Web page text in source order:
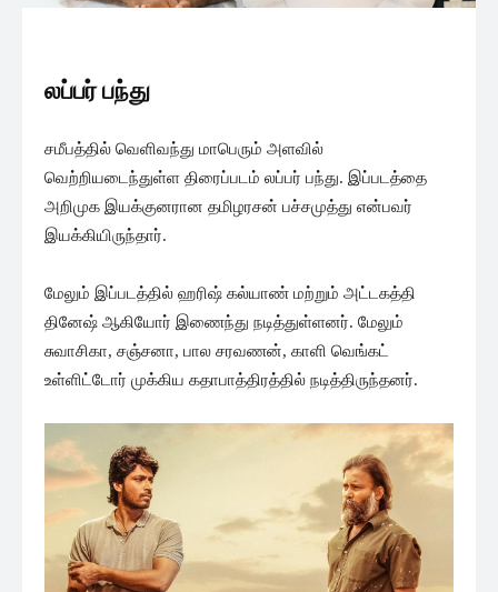
லப்பர் பந்து
சமீபத்தில் வெளிவந்து மாபெரும் அளவில்
வெற்றியடைந்துள்ள திரைப்படம் லப்பர் பந்து. இப்படத்தை
அறிமுக இயக்குனரான தமிழரசன் பச்சமுத்து என்பவர்
இயக்கியிருந்தார்.
மேலும் இப்படத்தில் ஹரிஷ் கல்யாண் மற்றும் அட்டகத்தி
தினேஷ் ஆகியோர் இணைந்து நடித்துள்ளனர். மேலும்
சுவாசிகா, சஞ்சனா, பால சரவணன், காளி வெங்கட்
உள்ளிட்டோர் முக்கிய கதாபாத்திரத்தில் நடித்திருந்தனர்.